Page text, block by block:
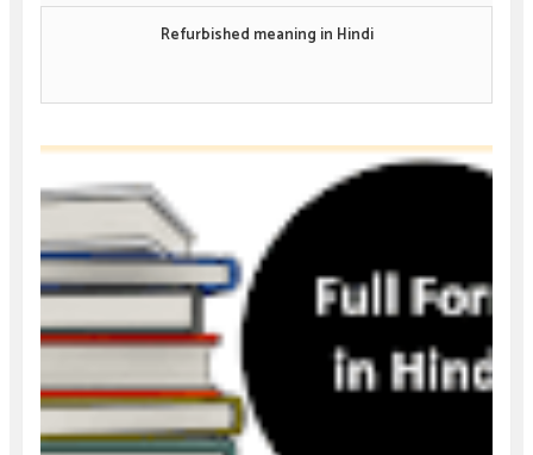
Refurbished meaning in Hindi